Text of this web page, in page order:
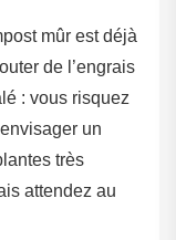
mûr est déjà
de l’engrais
: vous risquez
un
très
attendez au